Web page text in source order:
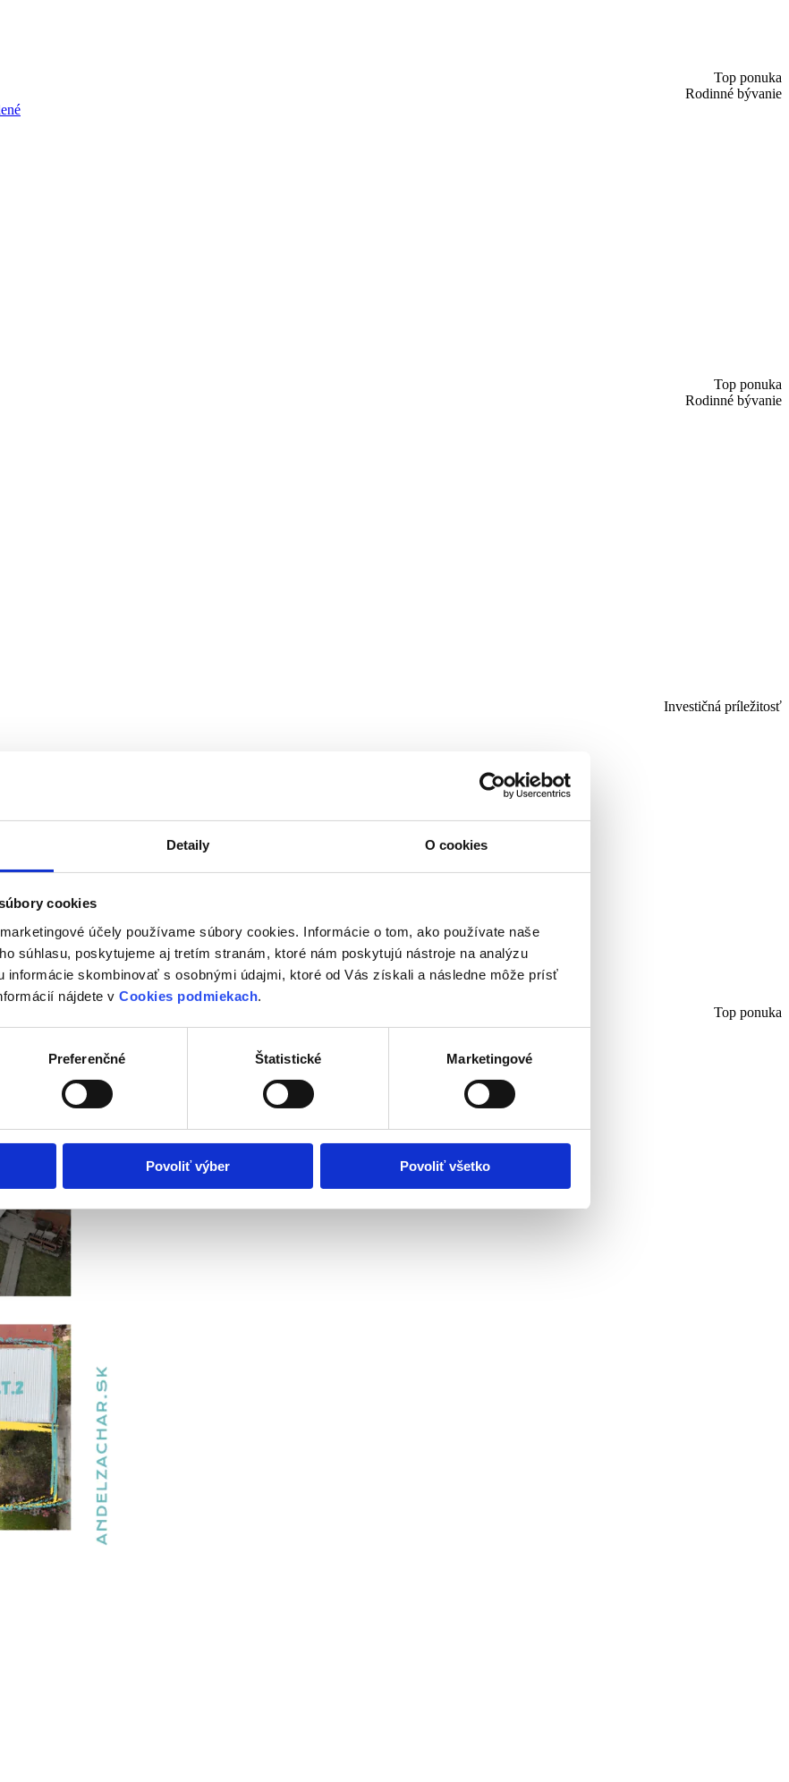
Detaily O cookies
cookies
účely používame súbory cookies. Informácie o tom, ako používate naše
súhlasu, poskytujeme aj tretím stranám, ktoré nám poskytujú nástroje na analýzu
informácie skombinovať s osobnými údajmi, ktoré od Vás získali a následne môže prísť
nájdete v Cookies podmiekach.
Preferenčné Štatistické Marketingové
Povoliť výber Povoliť všetko
Top ponuka
Rodinné bývanie
Top ponuka
Rodinné bývanie
Investičná príležitosť
Top ponuka